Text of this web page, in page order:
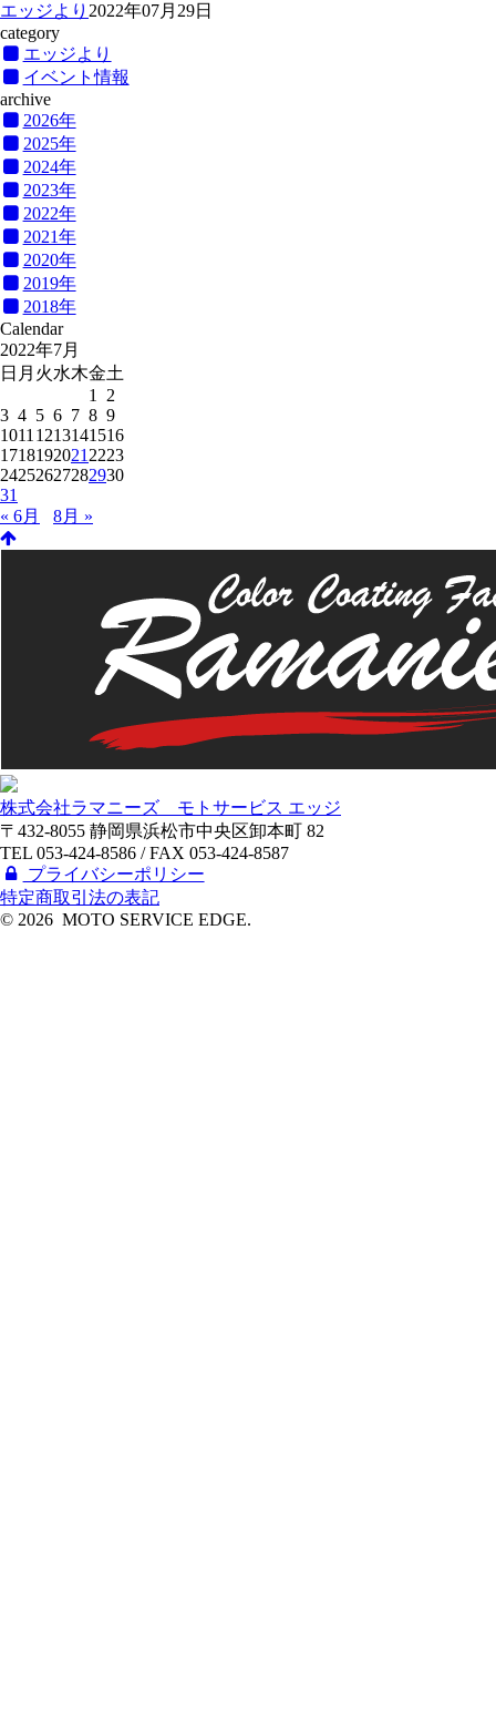
エッジより 2022年07月29日
category
エッジより
イベント情報
archive
2026年
2025年
2024年
2023年
2022年
2021年
2020年
2019年
2018年
Calendar
2022年7月
日 月 火水木金土
1
2
3 4 5 6 7 8 9
1011 1213141516
1718192021 2223
24252627282930
31
« 6月
8月 »
株式会社ラマニーズ モトサービス エッジ
〒432-8055 静岡県浜松市中央区卸本町 82
TEL 053-424-8586 / FAX 053-424-8587
プライバシーポリシー
特定商取引法の表記
© 2026 MOTO SERVICE EDGE.